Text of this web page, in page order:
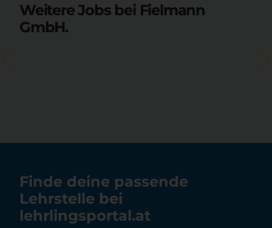
Weitere Jobs bei Fielmann
GmbH.
Finde deine passende
Lehrstelle bei
lehrlingsportal.at